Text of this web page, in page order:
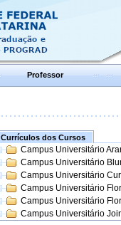
Professor
Currículos dos Cursos
Campus Universitário
Campus Universitário
Campus Universitário
Campus Universitário
Campus Universitário
Campus Universitário